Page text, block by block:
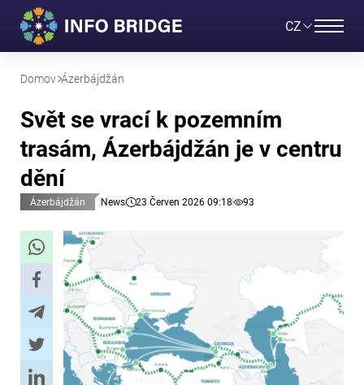
CZ
Domov Ázerbájdžán
Svět se vrací k pozemním
trasám, Ázerbájdžán je v centru
dění
Ázerbájdžán News 23 Červen 2026 09:18 93